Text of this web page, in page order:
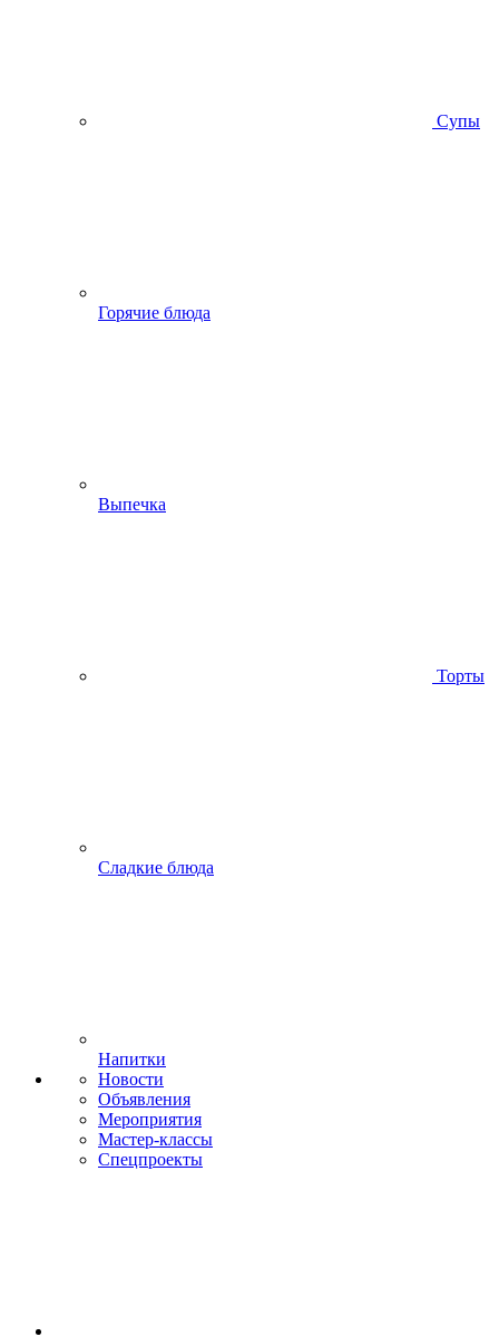
Супы
Горячие блюда
Выпечка
Торты
Сладкие блюда
Напитки
Новости
Объявления
Мероприятия
Мастер-классы
Спецпроекты